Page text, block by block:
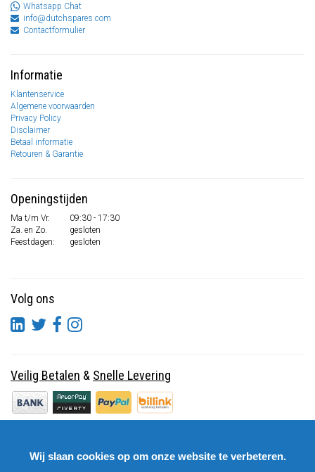
Whatsapp Chat
info@dutchspares.com
Contactformulier
Informatie
Klantenservice
Algemene voorwaarden
Privacy Policy
Disclaimer
Betaal informatie
Retouren & Garantie
Openingstijden
Ma t/m Vr.
09:30 - 17:30
Za. en Zo.
gesloten
Feestdagen:
gesloten
Volg ons
Veilig Betalen & Snelle Levering
Wij slaan cookies op om onze website te verbeteren.